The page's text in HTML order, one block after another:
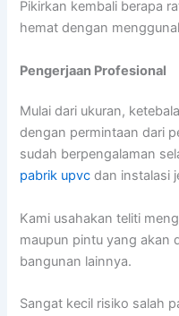
Pikirkan kembali berapa
hemat dengan
Pengerjaan Profesional
Mulai dari ukuran,
dengan permintaan dari
sudah berpengalaman
pabrik upvc dan instalasi
Kami usahakan teliti
maupun pintu yang akan
bangunan lainnya.
Sangat kecil risiko salah